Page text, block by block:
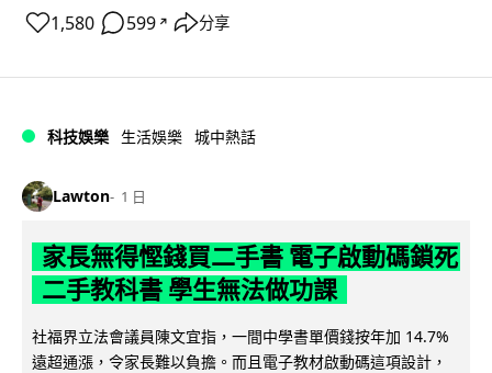
1,580 599 ↗ 分享
科技娛樂 生活娛樂 城中熱話
Lawton 1 日
家長無得慳錢買二手書 電子啟動碼鎖死
二手教科書 學生無法做功課
社福界立法會議員陳文宜指，一間中學書單價錢按年加 14.7%
遠超通漲，令家長難以負擔。而且電子教材啟動碼這項設計，